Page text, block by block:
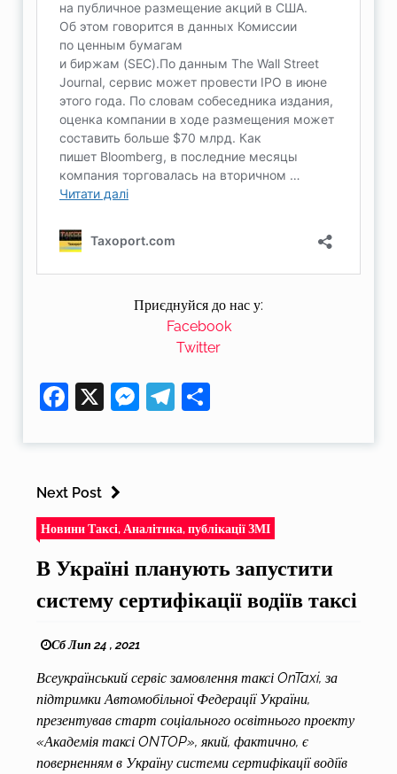
Facebook
X Messenger
Telegram
Приєднуйся до нас у:
Facebook
Twitter
Next Post
Новини Таксі, Аналітика, публікації ЗМІ
В Україні планують запустити
систему сертифікації водіїв таксі
Сб Лип 24 , 2021
Всеукраїнський сервіс замовлення таксі OnTaxi, за
підтримки Автомобільної Федерації України,
презентував старт соціального освітнього проекту
«Академія таксі ONTOP», який, фактично, є
поверненням в Україну системи сертифікації водіїв